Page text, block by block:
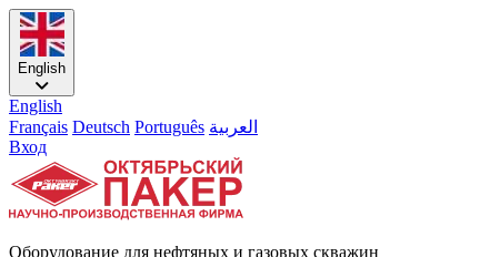
English
English
Français Deutsch Português العربية
Вход
Оборудование для нефтяных и газовых скважин